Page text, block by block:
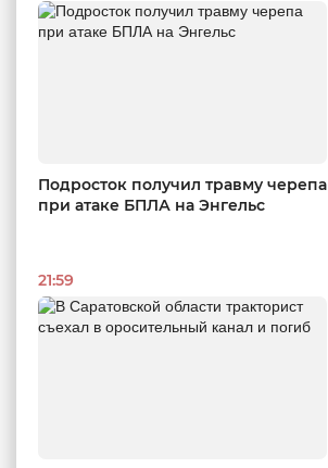
Подросток получил травму черепа
при атаке БПЛА на Энгельс
21:59